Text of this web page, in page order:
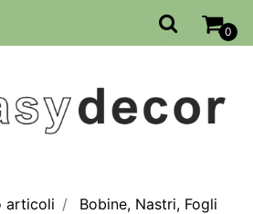
0
articoli
Bobine, Nastri, Fogli